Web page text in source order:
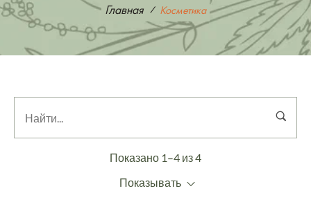
Главная Косметика
Показано 1–4 из 4
Показывать